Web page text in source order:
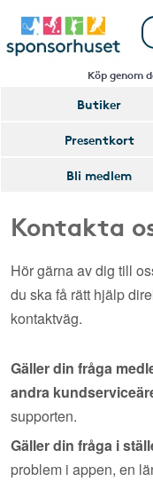
Köp genom
Butiker
Presentkort
Bli medlem
Kontakta
Hör gärna av dig till
du ska få rätt hjälp
kontaktväg.
Gäller din fråga
andra
supporten.
Gäller din fråga i
problem i appen, en